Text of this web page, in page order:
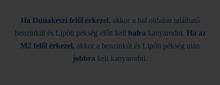
Ha Dunakeszi felől érkezel, akkor a bal oldalon található
benzinkút és Lipóti pékség előtt kell balra kanyarodni. Ha az
M2 felől érkezel, akkor a benzinkút és Lipóti pékség után
jobbra kell kanyarodni.